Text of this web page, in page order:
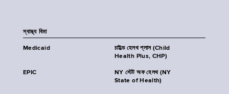
স্বাস্থ্য বিমা
Medicaid
চাইল্ড হেলথ প্লাস (Child
Health Plus, CHP)
EPIC
NY স্টেট অফ হেলথ (NY
State of Health)